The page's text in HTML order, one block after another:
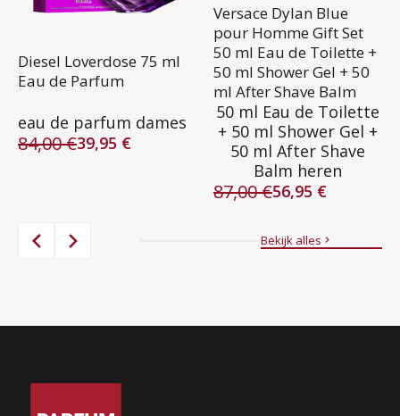
Diesel Loverdose 75 ml
Eau de Parfum
eau de parfum dames
84,00€
Oorspronkelijke
39,95 €
Huidige
Versace Dylan Blue
pour Homme Gift Set
50 ml Eau de Toilette +
50 ml Shower Gel + 50
ml After Shave Balm
50 ml Eau de Toilette
+ 50 ml Shower Gel +
50 ml After Shave
Balm heren
87,00€
Oorspronkelijke
56,95 €
Huidige
Bekijk alles